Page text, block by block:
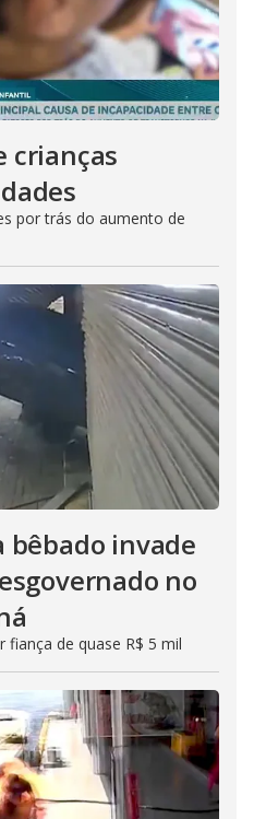
crianças
por trás do aumento de
bêbado invade
no
de quase R$ 5 mil